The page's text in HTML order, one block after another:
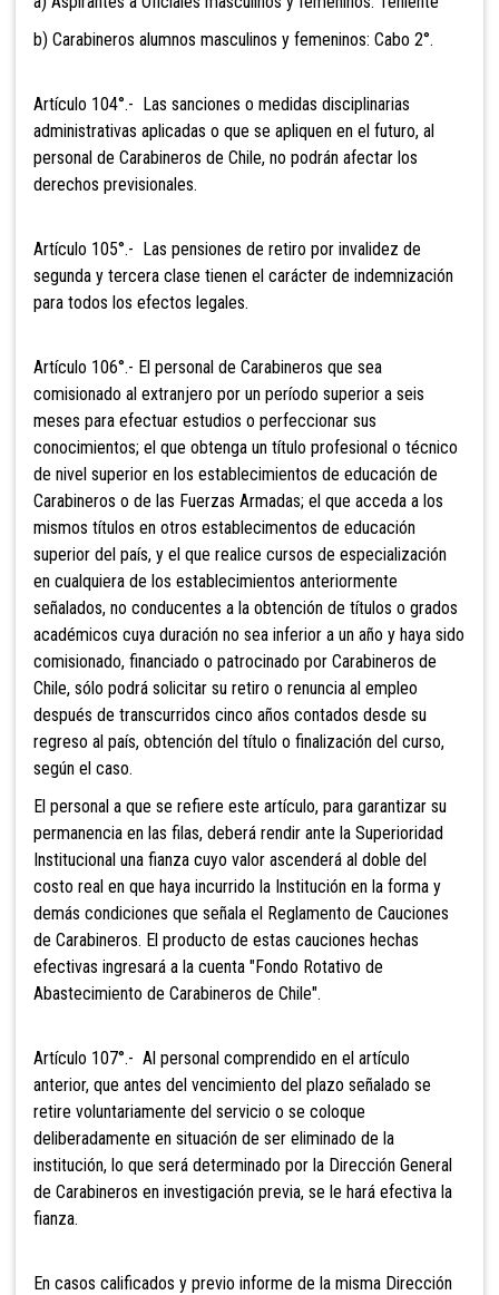
b) Carabineros alumnos masculinos y femeninos: Cabo 2°.
Artículo 104°.- Las sanciones o medidas disciplinarias
administrativas aplicadas o que se apliquen en el futuro, al
personal de Carabineros de Chile, no podrán afectar los
derechos previsionales.
Artículo 105°.- Las pensiones de retiro por invalidez de
segunda y tercera clase tienen el carácter de indemnización
para todos los efectos legales.
Artículo 106°.- El personal de Carabineros que sea
comisionado al extranjero por un período superior a seis
meses para efectuar estudios o perfeccionar sus
conocimientos; el que obtenga un título profesional o técnico
de nivel superior en los establecimientos de educación de
Carabineros o de las Fuerzas Armadas; el que acceda a los
mismos títulos en otros establecimentos de educación
superior del país, y el que realice cursos de especialización
en cualquiera de los establecimientos anteriormente
señalados, no conducentes a la obtención de títulos o grados
académicos cuya duración no sea inferior a un año y haya sido
comisionado, financiado o patrocinado por Carabineros de
Chile, sólo podrá solicitar su retiro o renuncia al empleo
después de transcurridos cinco años contados desde su
regreso al país, obtención del título o finalización del curso,
según el caso.
El personal a que se refiere este artículo, para garantizar su
permanencia en las filas, deberá rendir ante la Superioridad
Institucional una fianza cuyo valor ascenderá al doble del
costo real en que haya incurrido la Institución en la forma y
demás condiciones que señala el Reglamento de Cauciones
de Carabineros. El producto de estas cauciones hechas
efectivas ingresará a la cuenta "Fondo Rotativo de
Abastecimiento de Carabineros de Chile".
Artículo 107°.- Al personal comprendido en el artículo
anterior, que antes del vencimiento del plazo señalado se
retire voluntariamente del servicio o se coloque
deliberadamente en situación de ser eliminado de la
institución, lo que será determinado por la Dirección General
de Carabineros en investigación previa, se le hará efectiva la
fianza.
En casos calificados y previo informe de la misma Dirección